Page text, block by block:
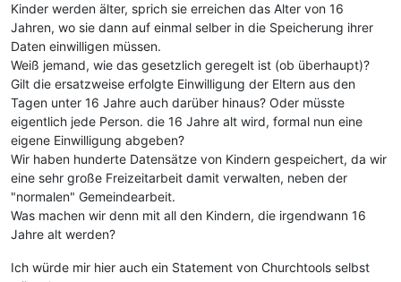
Kinder werden älter, sprich sie erreichen das Alter von 16
Jahren, wo sie dann auf einmal selber in die Speicherung ihrer
Daten einwilligen müssen.
Weiß jemand, wie das gesetzlich geregelt ist (ob überhaupt)?
Gilt die ersatzweise erfolgte Einwilligung der Eltern aus den
Tagen unter 16 Jahre auch darüber hinaus? Oder müsste
eigentlich jede Person. die 16 Jahre alt wird, formal nun eine
eigene Einwilligung abgeben?
Wir haben hunderte Datensätze von Kindern gespeichert, da wir
eine sehr große Freizeitarbeit damit verwalten, neben der
"normalen" Gemeindearbeit.
Was machen wir denn mit all den Kindern, die irgendwann 16
Jahre alt werden?
Ich würde mir hier auch ein Statement von Churchtools selbst